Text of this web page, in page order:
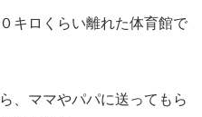
キロくらい離れた体育館で
、ママやパパに送ってもら